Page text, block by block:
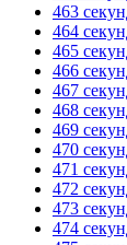
463
464
465
466
467
468
469
470
471
472
473
474